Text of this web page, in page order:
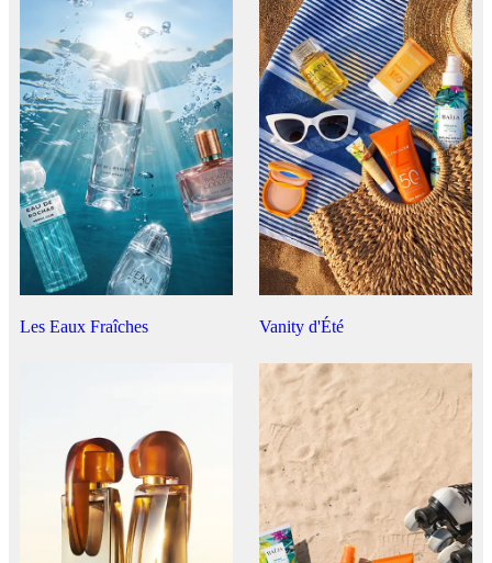
Les Eaux Fraîches Vanity d'Été